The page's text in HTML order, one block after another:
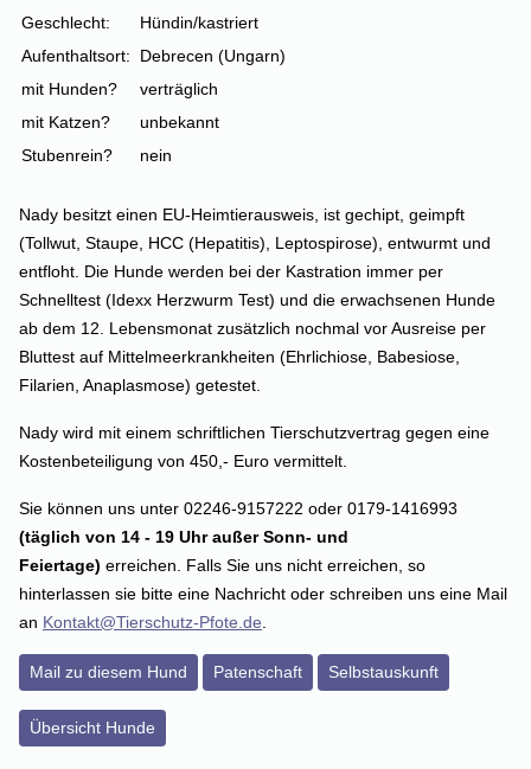
Geschlecht:
Hündin/kastriert
Aufenthaltsort:
Debrecen (Ungarn)
mit Hunden?
verträglich
mit Katzen?
unbekannt
Stubenrein?
nein
Nady besitzt einen EU-Heimtierausweis, ist gechipt, geimpft
(Tollwut, Staupe, HCC (Hepatitis), Leptospirose), entwurmt und
entfloht. Die Hunde werden bei der Kastration immer per
Schnelltest (Idexx Herzwurm Test) und die erwachsenen Hunde
ab dem 12. Lebensmonat zusätzlich nochmal vor Ausreise per
Bluttest auf Mittelmeerkrankheiten (Ehrlichiose, Babesiose,
Filarien, Anaplasmose) getestet.
Nady wird mit einem schriftlichen Tierschutzvertrag gegen eine
Kostenbeteiligung von 450,- Euro vermittelt.
Sie können uns unter 02246-9157222 oder 0179-1416993
(täglich von 14 - 19 Uhr außer Sonn- und
Feiertage) erreichen. Falls Sie uns nicht erreichen, so
hinterlassen sie bitte eine Nachricht oder schreiben uns eine Mail
an Kontakt@Tierschutz-Pfote.de
Mail zu diesem Hund Patenschaft Selbstauskunft
Übersicht Hunde